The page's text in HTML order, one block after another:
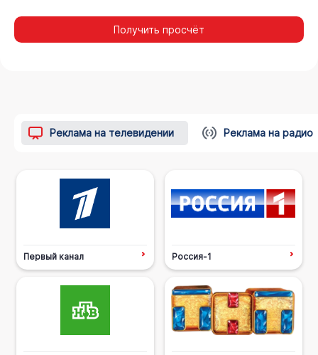
Получить просчёт
Реклама на телевидении Реклама на радио
Первый канал Россия-1